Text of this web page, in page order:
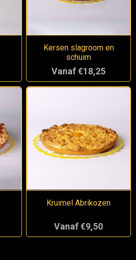
Kersen slagroom en
schuim
Vanaf €18,25
Kruimel Abrikozen
Vanaf €9,50